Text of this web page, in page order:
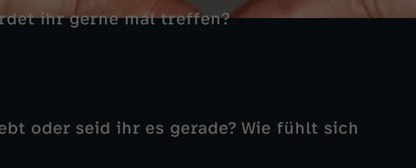
ihr gerne mal treffen?
oder seid ihr es gerade? Wie fühlt sich